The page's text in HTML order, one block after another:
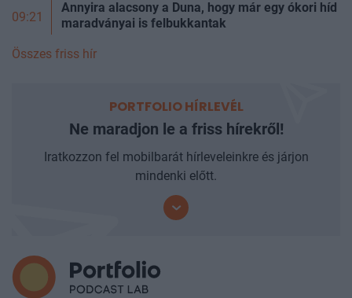
09:21
Annyira alacsony a Duna, hogy már egy ókori híd
maradványai is felbukkantak
Összes friss hír
PORTFOLIO HÍRLEVÉL
Ne maradjon le a friss hírekről!
Iratkozzon fel mobilbarát hírleveleinkre és járjon
mindenki előtt.